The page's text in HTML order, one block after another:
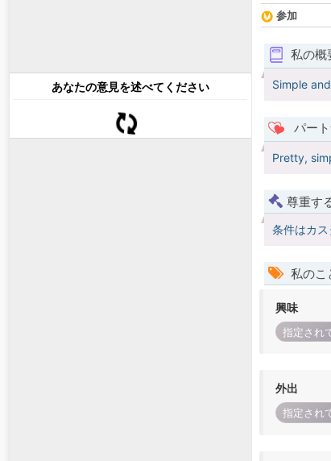
あなたの意見を述べてください
参加
私の概
Simple
パー
Pretty,
尊重す
条件はカ
私のこ
興味
指定され
外出
指定され